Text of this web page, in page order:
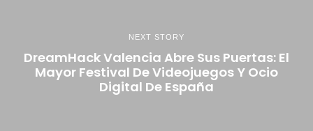
NEXT STORY
DreamHack Valencia Abre Sus Puertas: El
Mayor Festival De Videojuegos Y Ocio
Digital De España